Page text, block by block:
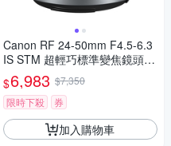
Canon RF 24-50mm F4.5-6.3
IS STM 超輕巧標準變焦鏡頭
公司貨-拆鏡
$6,983 $7,350
限時下殺
券
加入購物車